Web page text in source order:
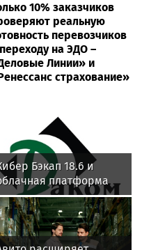
10% заказчиков
реальную
перевозчиков
на ЭДО –
Линии» и
страхование»
Бэкап 18.6 и
платформа
6.5.9. успешно
испытания на